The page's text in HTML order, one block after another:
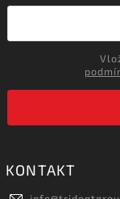
KONTAKT